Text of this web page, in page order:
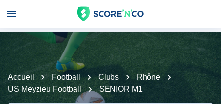
Accueil Football Clubs
Rhône
US Meyzieu Football
SENIOR M1